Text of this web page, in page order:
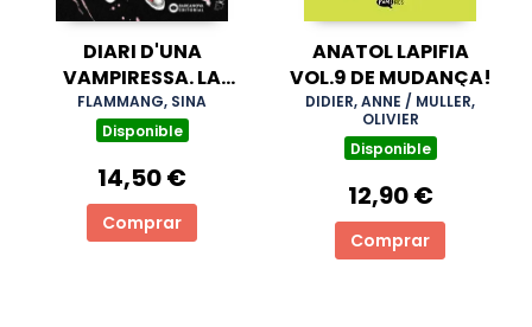
DIARI D'UNA
VAMPIRESSA. LA
MEVA TERRIBLE
HISTORIA
FLAMMANG, SINA
Disponible
14,50 €
Comprar
ANATOL LAPIFIA
VOL.9 DE MUDANÇA!
DIDIER, ANNE / MULLER,
OLIVIER
Disponible
12,90 €
Comprar